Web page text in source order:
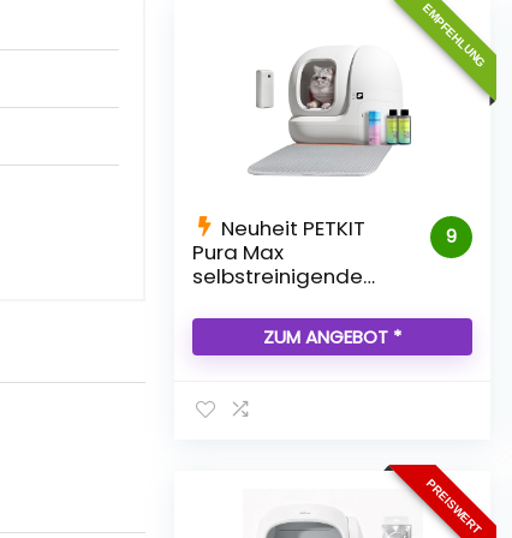
EMPFEHLUNG
9
Neuheit PETKIT
Pura Max
selbstreinigende
ZUM ANGEBOT *
PREISWERT